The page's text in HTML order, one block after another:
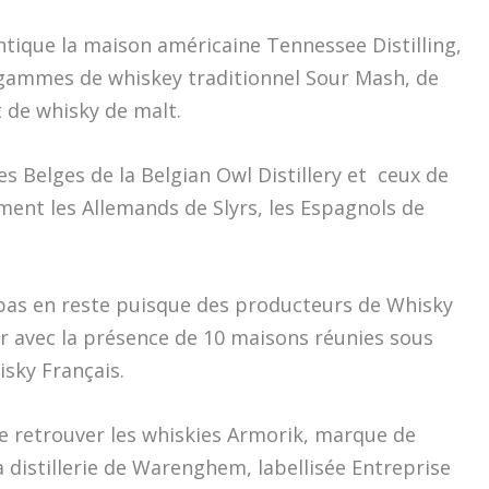
la maison américaine Tennessee Distilling,
de whiskey traditionnel Sour Mash, de
whisky de malt.
Belges de la Belgian Owl Distillery et ceux de
les Allemands de Slyrs, les Espagnols de
en reste puisque des producteurs de Whisky
la présence de 10 maisons réunies sous
Français.
retrouver les whiskies Armorik, marque de
de Warenghem, labellisée Entreprise